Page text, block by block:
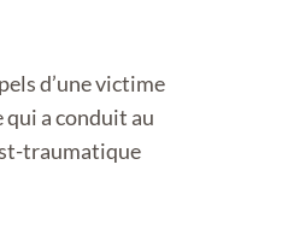
d’une victime
qui a conduit au
traumatique